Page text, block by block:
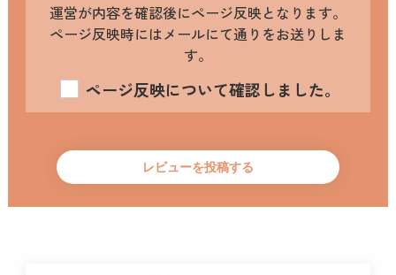
運営が内容を確認後にページ反映となります。
ページ反映時にはメールにて通りをお送りしま
す。
ページ反映について確認しました。